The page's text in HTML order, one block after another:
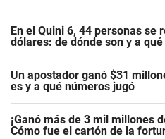
En el Quini 6, 44 personas
dólares: de dónde son y a
Un apostador ganó $31
es y a qué números jugó
¡Ganó más de 3 mil millones
Cómo fue el cartón de la